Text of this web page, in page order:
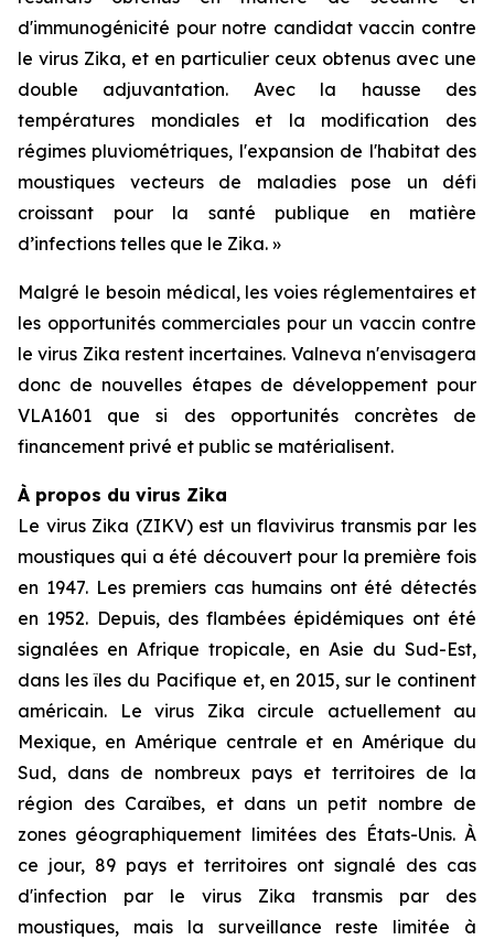
d'immunogénicité pour notre candidat vaccin contre
le virus Zika, et en particulier ceux obtenus avec une
double adjuvantation. Avec la hausse des
températures mondiales et la modification des
régimes pluviométriques, l'expansion de l'habitat des
moustiques vecteurs de maladies pose un défi
croissant pour la santé publique en matière
d’infections telles que le Zika. »
Malgré le besoin médical, les voies réglementaires et
les opportunités commerciales pour un vaccin contre
le virus Zika restent incertaines. Valneva n'envisagera
donc de nouvelles étapes de développement pour
VLA1601 que si des opportunités concrètes de
financement privé et public se matérialisent.
À propos du virus Zika
Le virus Zika (ZIKV) est un flavivirus transmis par les
moustiques qui a été découvert pour la première fois
en 1947. Les premiers cas humains ont été détectés
en 1952. Depuis, des flambées épidémiques ont été
signalées en Afrique tropicale, en Asie du Sud-Est,
dans les îles du Pacifique et, en 2015, sur le continent
américain. Le virus Zika circule actuellement au
Mexique, en Amérique centrale et en Amérique du
Sud, dans de nombreux pays et territoires de la
région des Caraïbes, et dans un petit nombre de
zones géographiquement limitées des États-Unis. À
ce jour, 89 pays et territoires ont signalé des cas
d'infection par le virus Zika transmis par des
moustiques, mais la surveillance reste limitée à